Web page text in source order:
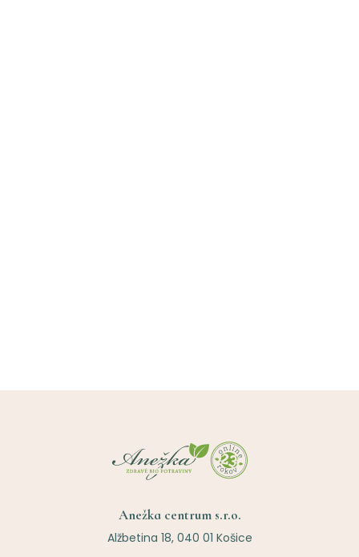
Anežka centrum s.r.o.
Alžbetina 18, 040 01 Košice